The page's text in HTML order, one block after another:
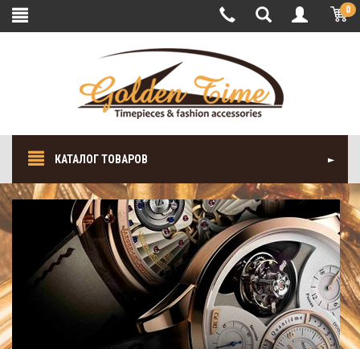
0
КАТАЛОГ ТОВАРОВ